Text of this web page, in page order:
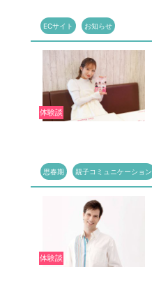
ECサイト お知らせ
体験談
思春期 親子コミュニケーション
体験談